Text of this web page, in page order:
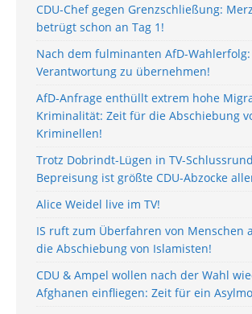
CDU-Chef gegen Grenzschließung:
betrügt schon an Tag 1!
Nach dem fulminanten AfD-Wahlerfolg:
Verantwortung zu übernehmen!
AfD-Anfrage enthüllt extrem hohe
Kriminalität: Zeit für die Abschiebung
Kriminellen!
Trotz Dobrindt-Lügen in TV-
Bepreisung ist größte CDU-Abzocke
Alice Weidel live im TV!
IS ruft zum Überfahren von Menschen
die Abschiebung von Islamisten!
CDU & Ampel wollen nach der Wahl
Afghanen einfliegen: Zeit für ein